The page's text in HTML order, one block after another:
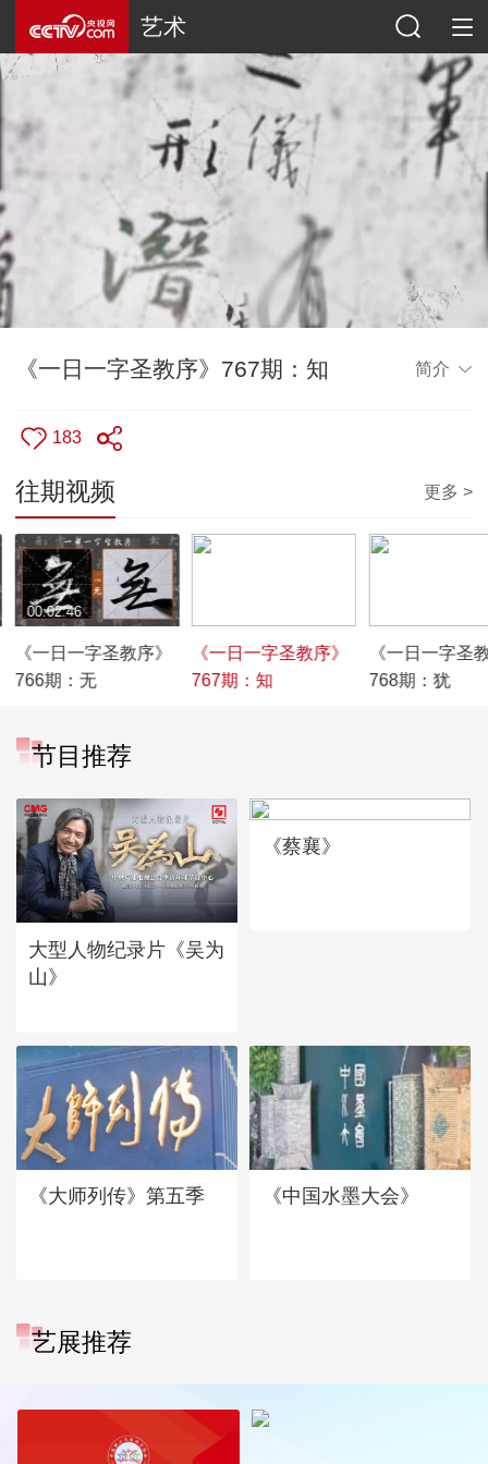
艺术
《一日一字圣教序》767期：知 简介
183
往期视频 更多 >
《一日一字圣教序》
766期：无
00:02:46
《一日一字圣教序》
767期：知
《一日一字圣
768期：犹
节目推荐
大型人物纪录片《吴为
山》
《蔡襄》
《大师列传》第五季 《中国水墨大会》
艺展推荐